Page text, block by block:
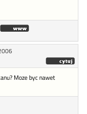
Moze byc nawet